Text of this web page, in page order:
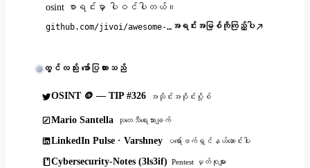
osint စာရင်းမှာ ပါဝင်ပါတယ်။
github.com/jivoi/awesome-osint အရင်းအမြစ်ကိုကြည့်ပါ
တွင်လည်း ဖော်ပြထားသည်
OSINT 🪙 — TIP #326 အသိုင်းအဝိုင်းပို့စ်
Mario Santella သုတေသီရေးသားချက်
LinkedIn Pulse · Varshney ပရော်ဖက်ရှင်နယ်ဆောင်းပါး
Cybersecurity-Notes (3ls3if) Pentest မှတ်စုများ